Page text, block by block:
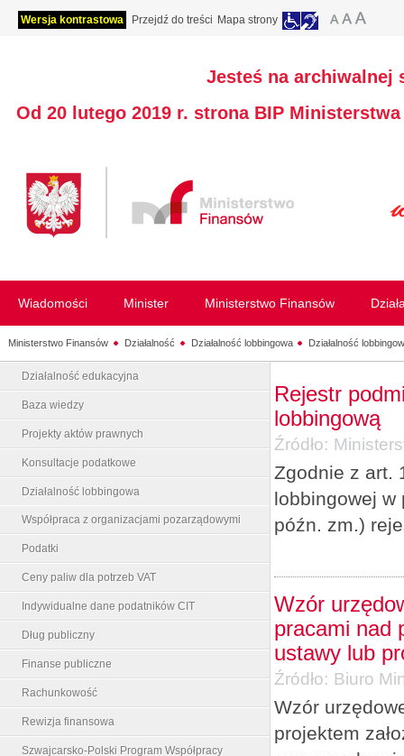
Wersja kontrastowa Przejdź do treści Mapa strony
Jesteś na archiwalnej
Od 20 lutego 2019 r. strona BIP
Wiadomości Minister Ministerstwo Finansów
Ministerstwo Finansów Działalność Działalność lobbingowa Działalność
Działalność edukacyjna
Baza wiedzy
Projekty aktów prawnych
Konsultacje podatkowe
Działalność lobbingowa
Współpraca z organizacjami pozarządowymi
Podatki
Ceny paliw dla potrzeb VAT
Indywidualne dane podatników CIT
Dług publiczny
Finanse publiczne
Rachunkowość
Rewizja finansowa
Szwajcarsko-Polski Program Współpracy
Rejestr
lobbingową
Źródło:
Zgodnie z art.
lobbingowej w
późn. zm.)
Wzór
pracami nad
ustawy lub
Źródło: Biuro
Wzór
projektem